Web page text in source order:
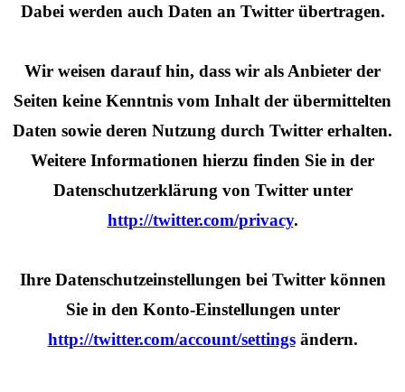
Dabei werden auch Daten an Twitter übertragen.
Wir weisen darauf hin, dass wir als Anbieter der
Seiten keine Kenntnis vom Inhalt der übermittelten
Daten sowie deren Nutzung durch Twitter erhalten.
Weitere Informationen hierzu finden Sie in der
Datenschutzerklärung von Twitter unter
http://twitter.com/privacy.
Ihre Datenschutzeinstellungen bei Twitter können
Sie in den Konto-Einstellungen unter
http://twitter.com/account/settingsändern.